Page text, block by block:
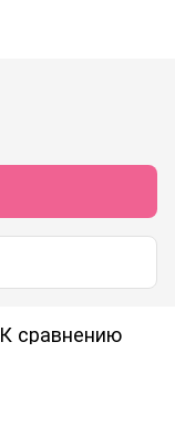
К сравнению